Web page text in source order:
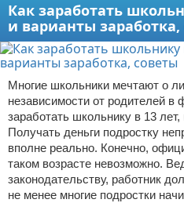
Как заработать
и варианты заработка,
Многие школьники мечтают о
независимости от родителей в
заработать школьнику в 13
Получать деньги подростку
вполне реально. Конечно,
таком возрасте невозможно.
законодательству, работник
не менее многие подростки